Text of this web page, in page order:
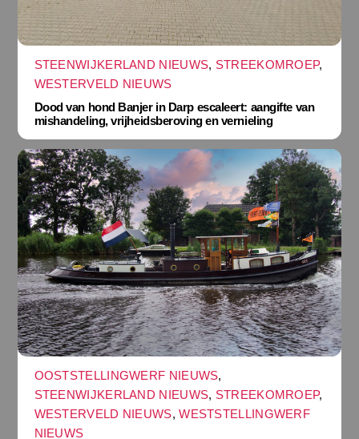
STEENWIJKERLAND NIEUWS, STREEKOMROEP,
WESTERVELD NIEUWS
Dood van hond Banjer in Darp escaleert: aangifte van
mishandeling, vrijheidsberoving en vernieling
OOSTSTELLINGWERF NIEUWS,
STEENWIJKERLAND NIEUWS, STREEKOMROEP,
WESTERVELD NIEUWS,WESTSTELLINGWERF
NIEUWS